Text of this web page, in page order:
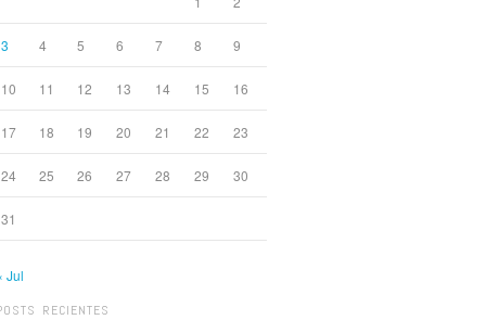
3 4 5 6 7 8 9
10 11 12 13 14 15 16
17 18 19 20 21 22 23
24 25 26 27 28 29 30
31
Jul
RECIENTES